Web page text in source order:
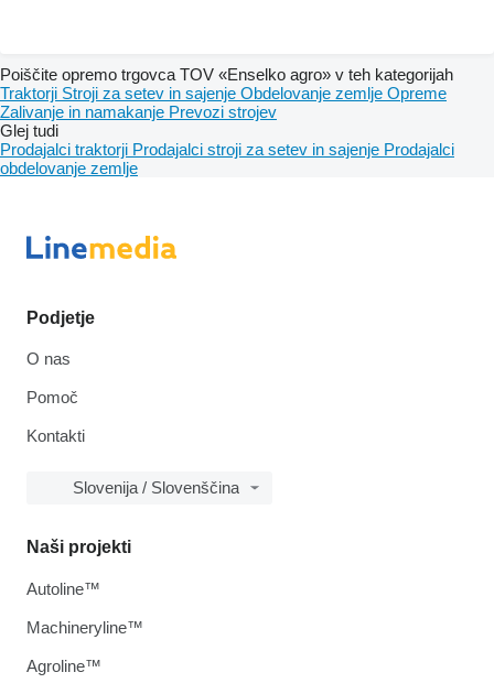
Poiščite opremo trgovca TOV «Enselko agro» v teh kategorijah
Traktorji Stroji za setev in sajenje Obdelovanje zemlje Opreme
Zalivanje in namakanje Prevozi strojev
Glej tudi
Prodajalci traktorji Prodajalci stroji za setev in sajenje Prodajalci
obdelovanje zemlje
Podjetje
O nas
Pomoč
Kontakti
Slovenija / Slovenščina
Naši projekti
Autoline™
Machineryline™
Agroline™